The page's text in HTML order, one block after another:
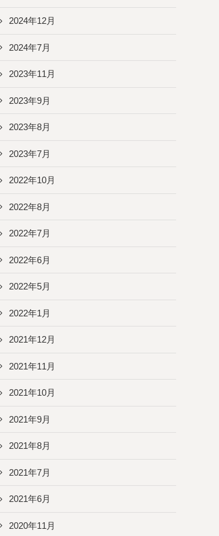
2024年12月
2024年7月
2023年11月
2023年9月
2023年8月
2023年7月
2022年10月
2022年8月
2022年7月
2022年6月
2022年5月
2022年1月
2021年12月
2021年11月
2021年10月
2021年9月
2021年8月
2021年7月
2021年6月
2020年11月